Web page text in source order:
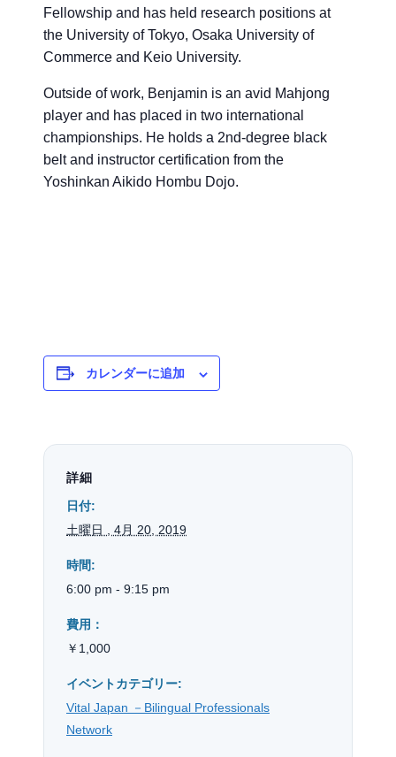
Fellowship and has held research positions at
the University of Tokyo, Osaka University of
Commerce and Keio University.
Outside of work, Benjamin is an avid Mahjong
player and has placed in two international
championships. He holds a 2nd-degree black
belt and instructor certification from the
Yoshinkan Aikido Hombu Dojo.
カレンダーに追加
詳細
日付:
土曜日 , 4月 20, 2019
時間:
6:00 pm - 9:15 pm
費用：
￥1,000
イベントカテゴリー:
Vital Japan －Bilingual Professionals
Network